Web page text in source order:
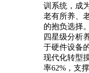
训系统，成
老有所养、
的抱负选择
四星级分析
于硬件设备
现代化转型
率62%，支